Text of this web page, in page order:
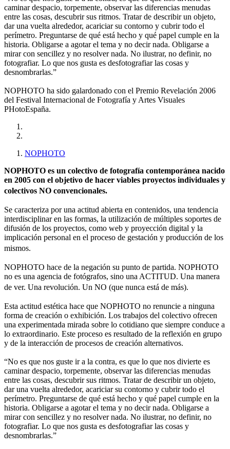
caminar despacio, torpemente, observar las diferencias menudas
entre las cosas, descubrir sus ritmos. Tratar de describir un objeto,
dar una vuelta alrededor, acariciar su contorno y cubrir todo el
perímetro. Preguntarse de qué está hecho y qué papel cumple en la
historia. Obligarse a agotar el tema y no decir nada. Obligarse a
mirar con sencillez y no resolver nada. No ilustrar, no definir, no
fotografiar. Lo que nos gusta es desfotografiar las cosas y
desnombrarlas.”
NOPHOTO ha sido galardonado con el Premio Revelación 2006
del Festival Internacional de Fotografía y Artes Visuales
PHotoEspaña.
NOPHOTO
NOPHOTO es un colectivo de fotografía contemporánea nacido
en 2005 con el objetivo de hacer viables proyectos individuales y
colectivos NO convencionales.
Se caracteriza por una actitud abierta en contenidos, una tendencia
interdisciplinar en las formas, la utilización de múltiples soportes de
difusión de los proyectos, como web y proyección digital y la
implicación personal en el proceso de gestación y producción de los
mismos.
NOPHOTO hace de la negación su punto de partida. NOPHOTO
no es una agencia de fotógrafos, sino una ACTITUD. Una manera
de ver. Una revolución. Un NO (que nunca está de más).
Esta actitud estética hace que NOPHOTO no renuncie a ninguna
forma de creación o exhibición. Los trabajos del colectivo ofrecen
una experimentada mirada sobre lo cotidiano que siempre conduce a
lo extraordinario. Este proceso es resultado de la reflexión en grupo
y de la interacción de procesos de creación alternativos.
“No es que nos guste ir a la contra, es que lo que nos divierte es
caminar despacio, torpemente, observar las diferencias menudas
entre las cosas, descubrir sus ritmos. Tratar de describir un objeto,
dar una vuelta alrededor, acariciar su contorno y cubrir todo el
perímetro. Preguntarse de qué está hecho y qué papel cumple en la
historia. Obligarse a agotar el tema y no decir nada. Obligarse a
mirar con sencillez y no resolver nada. No ilustrar, no definir, no
fotografiar. Lo que nos gusta es desfotografiar las cosas y
desnombrarlas.”